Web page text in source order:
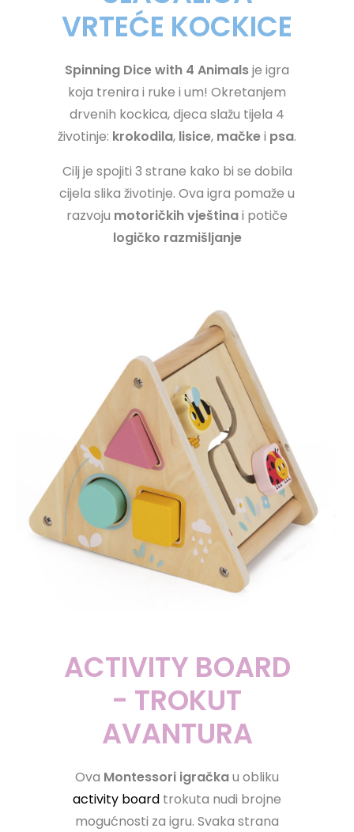
VRTEĆE KOCKICE
Spinning Dice with 4 Animalsje igra
koja trenira i ruke i um! Okretanjem
drvenih kockica, djeca slažu tijela 4
životinje: krokodila, lisice, mačkei psa.
Cilj je spojiti 3 strane kako bi se dobila
cijela slika životinje. Ova igra pomaže u
razvoju motoričkih vještinai potiče
logičko razmišljanje
ACTIVITY BOARD
- TROKUT
AVANTURA
Ova Montessori igračkau obliku
activity board trokuta nudi brojne
mogućnosti za igru. Svaka strana